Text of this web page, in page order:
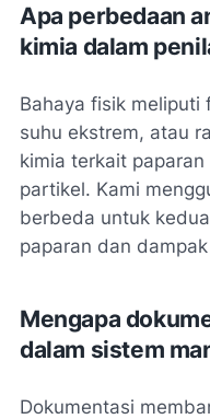
Apa perbedaan
kimia dalam
Bahaya fisik meliputi
suhu ekstrem, atau
kimia terkait
partikel. Kami
berbeda untuk
paparan dan
Mengapa
dalam sistem
Dokumentasi